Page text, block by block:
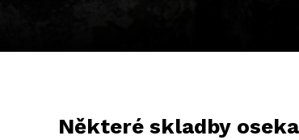
Některé skladby